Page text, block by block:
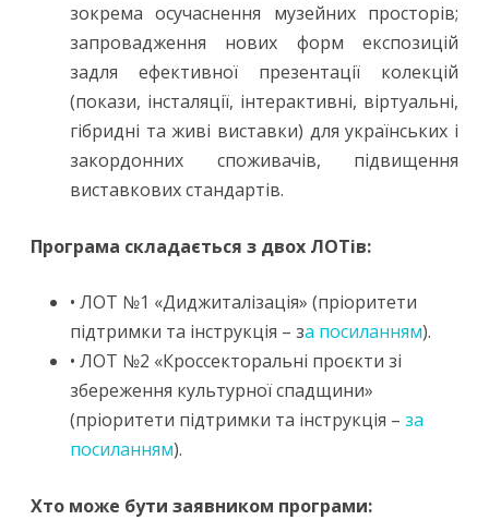
зокрема осучаснення музейних просторів;
запровадження нових форм експозицій
задля ефективної презентації колекцій
(покази, інсталяції, інтерактивні, віртуальні,
гібридні та живі виставки) для українських і
закордонних споживачів, підвищення
виставкових стандартів.
Програма складається з двох ЛОТів:
• ЛОТ №1 «Диджиталізація» (пріоритети
підтримки та інструкція – за посиланням).
• ЛОТ №2 «Кроссекторальні проєкти зі
збереження культурної спадщини»
(пріоритети підтримки та інструкція – за
посиланням).
Хто може бути заявником програми: